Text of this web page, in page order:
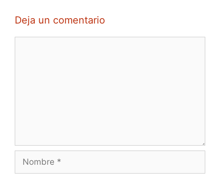
Deja un comentario